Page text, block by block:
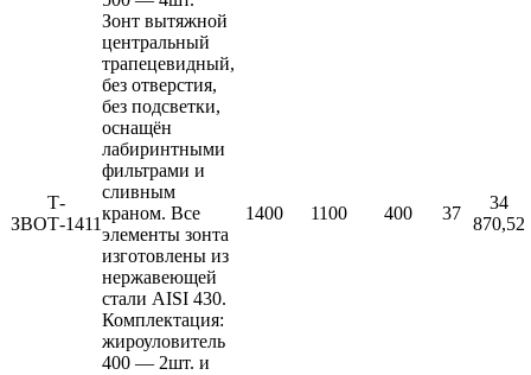
Т-
ЗВОТ-1411
Зонт вытяжной
центральный
трапецевидный,
без отверстия,
без подсветки,
оснащён
лабиринтными
фильтрами и
сливным
краном. Все
элементы зонта
изготовлены из
нержавеющей
стали AISI 430.
Комплектация:
жироуловитель
400 — 2шт. и
1400 1100 400 37
34
870,52